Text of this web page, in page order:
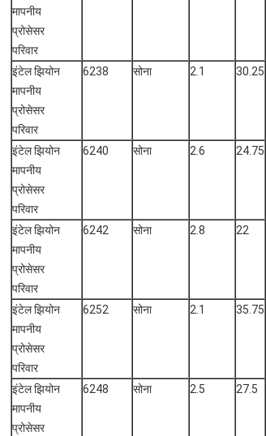
मापनीय
प्रोसेसर
परिवार
इंटेल झियोन
मापनीय
प्रोसेसर
परिवार
6238 सोना 2.1 30.25
इंटेल झियोन
मापनीय
प्रोसेसर
परिवार
6240 सोना 2.6 24.75
इंटेल झियोन
मापनीय
प्रोसेसर
परिवार
6242 सोना 2.8 22
इंटेल झियोन
मापनीय
प्रोसेसर
परिवार
6252 सोना 2.1 35.75
इंटेल झियोन
मापनीय
प्रोसेसर
6248 सोना 2.5 27.5